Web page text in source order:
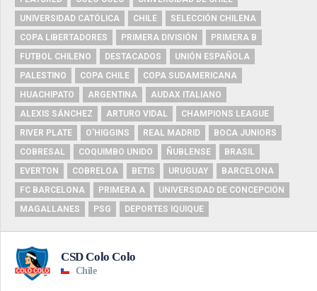
UNIVERSIDAD CATÓLICA
CHILE
SELECCIÓN CHILENA
COPA LIBERTADORES
PRIMERA DIVISIÓN
PRIMERA B
FUTBOL CHILENO
DESTACADOS
UNIÓN ESPAÑOLA
PALESTINO
COPA CHILE
COPA SUDAMERICANA
HUACHIPATO
ARGENTINA
AUDAX ITALIANO
ALEXIS SÁNCHEZ
ARTURO VIDAL
CHAMPIONS LEAGUE
RIVER PLATE
O'HIGGINS REAL MADRID
BOCA JUNIORS
COBRESAL
COQUIMBO UNIDO ÑUBLENSE
BRASIL
EVERTON
COBRELOA BETIS URUGUAY
BARCELONA
FC BARCELONA
PRIMERA A
UNIVERSIDAD DE CONCEPCIÓN
MAGALLANES
PSG DEPORTES IQUIQUE